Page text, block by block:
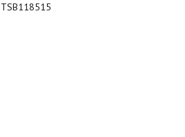
TSB118515